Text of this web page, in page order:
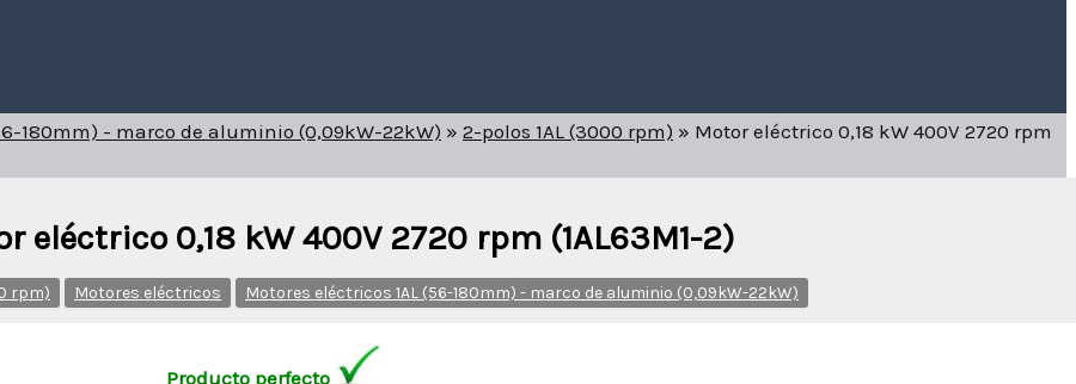
180mm) - marco de aluminio (0,09kW-22kW) » 2-polos 1AL (3000 rpm) » Motor eléctrico 0,18 kW 400V 2720 rpm
eléctrico 0,18 kW 400V 2720 rpm (1AL63M1-2)
rpm) Motores eléctricos Motores eléctricos 1AL (56-180mm) - marco de aluminio (0,09kW-22kW)
Producto perfecto